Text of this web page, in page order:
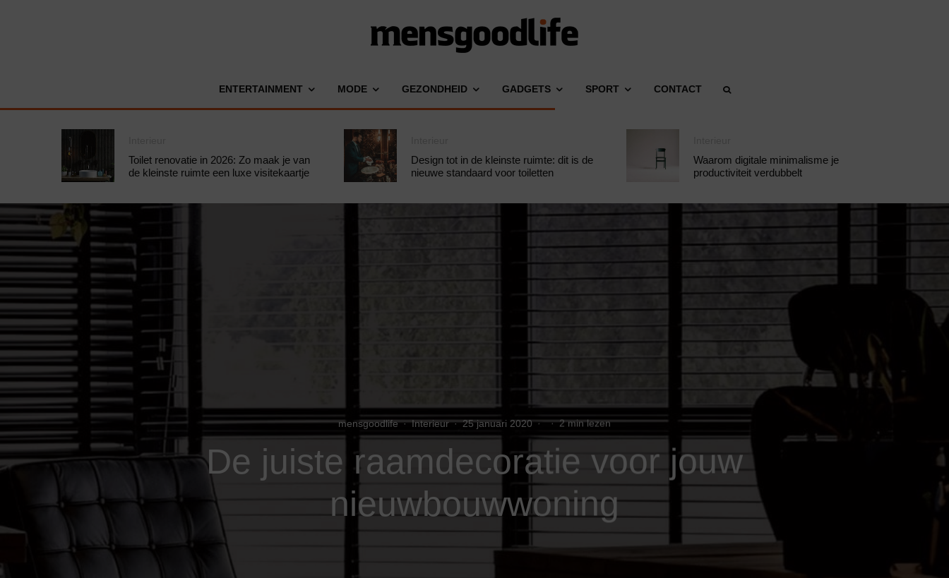
ENTERTAINMENT MODE GEZONDHEID GADGETS SPORT CONTACT
Toilet renovatie in 2026: Zo maak je van
de kleinste ruimte een luxe visitekaartje
Design tot in de kleinste ruimte: dit is de
nieuwe standaard voor toiletten
Waarom digitale minimalisme je
productiviteit verdubbelt
mensgoodlife · Interieur · 25 januari 2020 · · 2 min lezen
De juiste raamdecoratie voor jouw
nieuwbouwwoning